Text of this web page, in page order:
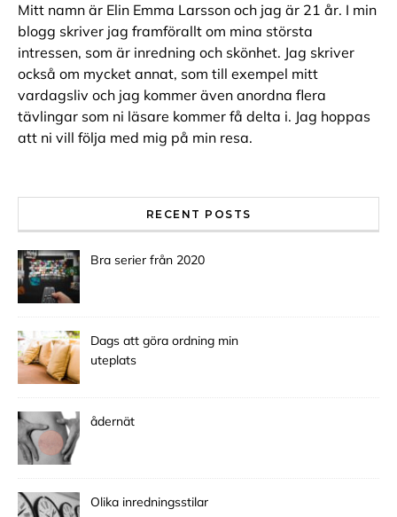
Mitt namn är Elin Emma Larsson och jag är 21 år. I min
blogg skriver jag framförallt om mina största
intressen, som är inredning och skönhet. Jag skriver
också om mycket annat, som till exempel mitt
vardagsliv och jag kommer även anordna flera
tävlingar som ni läsare kommer få delta i. Jag hoppas
att ni vill följa med mig på min resa.
RECENT POSTS
Bra serier från 2020
Dags att göra ordning min
uteplats
ådernät
Olika inredningsstilar